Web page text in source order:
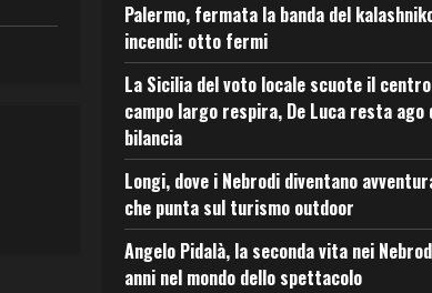
Palermo, fermata la banda del
incendi: otto fermi
La Sicilia del voto locale scuote il
campo largo respira, De Luca resta ago
bilancia
Longi, dove i Nebrodi diventano
che punta sul turismo outdoor
Angelo Pidalà, la seconda vita nei
anni nel mondo dello spettacolo